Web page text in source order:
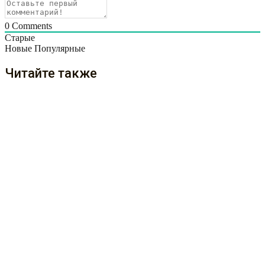
0 Comments
Старые
Новые Популярные
Читайте также